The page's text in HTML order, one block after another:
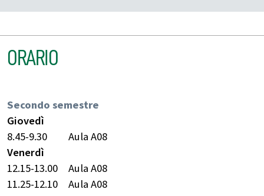
ORARIO
Secondo semestre
Giovedì
8.45-9.30
Aula A08
Venerdì
12.15-13.00
Aula A08
11.25-12.10
Aula A08